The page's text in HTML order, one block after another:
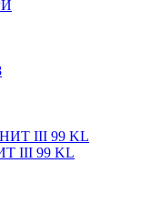
III 99 KL